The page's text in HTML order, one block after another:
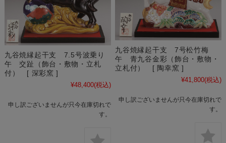
九谷焼縁起干支 7.5号波乗り
午 交趾（飾台・敷物・立札
付） [ 深彩窯 ]
¥48,400(税込)
申し訳ございませんが只今在庫切れで
す。
九谷焼縁起干支 7号松竹梅
午 青九谷金彩（飾台・敷物・
立札付） [ 陶幸窯 ]
¥41,800(税込)
申し訳ございませんが只今在庫切れで
す。